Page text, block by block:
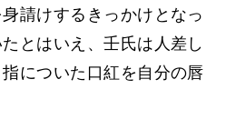
請けするきっかけとなっ
とはいえ、壬氏は人差し
についた口紅を自分の唇